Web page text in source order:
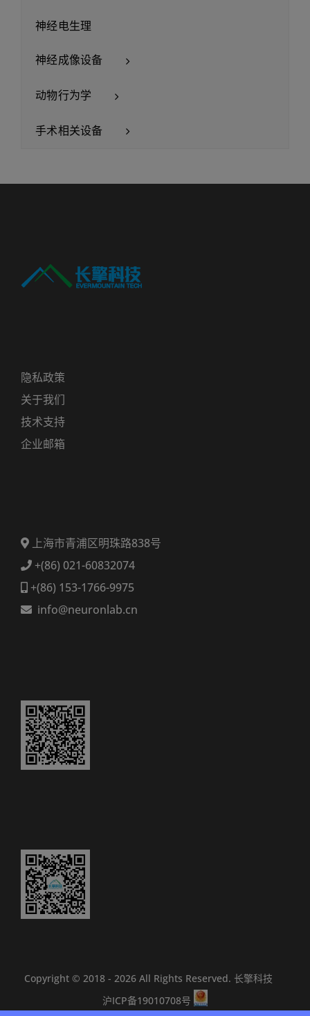
神经电生理
神经成像设备
动物行为学
手术相关设备
隐私政策
关于我们
技术支持
企业邮箱
上海市青浦区明珠路838号
+(86) 021-60832074
+(86) 153-1766-9975
info@neuronlab.cn
Copyright © 2018 - 2026 All Rights Reserved. 长擎科技
沪ICP备19010708号